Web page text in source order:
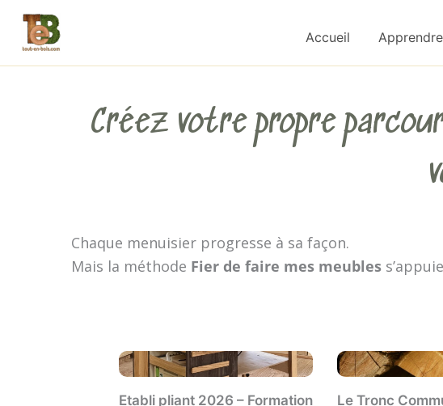
Aller
contenu
Accueil
Créez votre propre
Chaque menuisier progresse à sa façon.
Mais la méthode Fier de faire mes meubles
Etabli pliant 2026 – Formation Le Tronc